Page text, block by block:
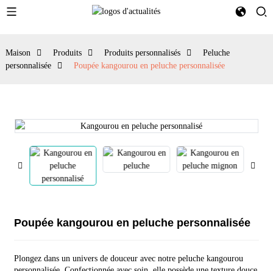
Maison Produits Produits personnalisés
Peluche
personnalisée
Poupée kangourou en peluche personnalisée
Poupée kangourou en peluche personnalisée
Plongez dans un univers de douceur avec notre peluche kangourou